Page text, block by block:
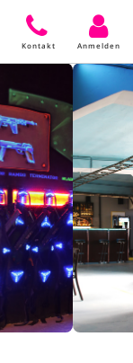
Kontakt Anmelden